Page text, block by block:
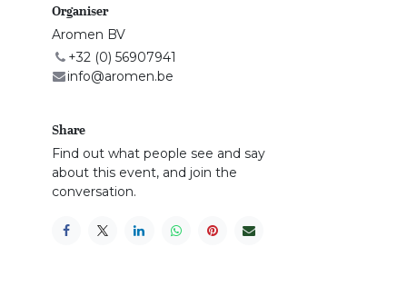
Organiser
Aromen BV
+32 (0) 56907941
info@aromen.be
Share
Find out what people see and say
about this event, and join the
conversation.